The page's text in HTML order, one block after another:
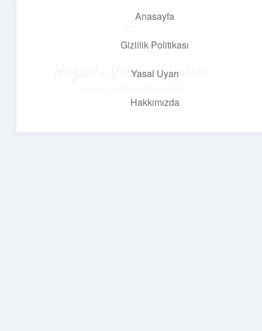
Anasayfa
Gizlilik Politikası
Yasal Uyarı
Hakkımızda
Huzurlu Yaşam Tüyoları